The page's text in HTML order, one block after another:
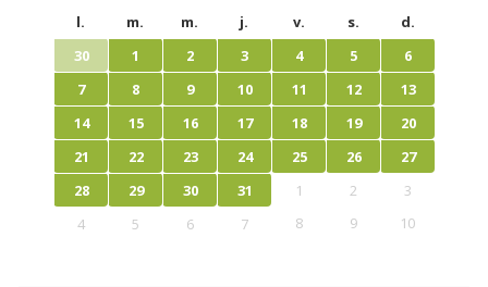
l.
m. m. j. v. s.
d.
30
1 2 3 4 5
6
7
8 9 10 11 12
13
14
15 16 17 18 19
20
21
22 23 24 25 26
27
28
29 30 31 1 2
3
4
5 6 7 8 9 10